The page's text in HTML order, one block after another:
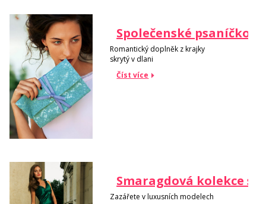
Společenské psaníčko
Romantický doplněk z krajky
skrytý v dlani
Číst více
Smaragdová kolekce
Zazářete v luxusních modelech